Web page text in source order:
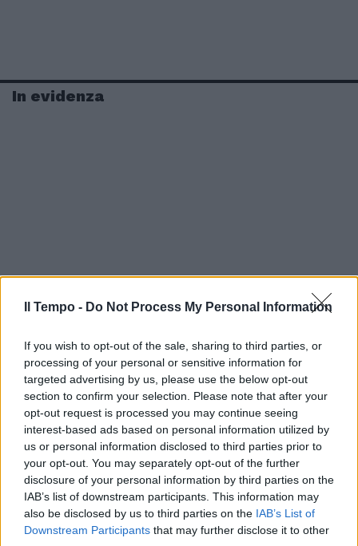
Il Tempo - Do Not Process My Personal Information
If you wish to opt-out of the sale, sharing to third parties, or
processing of your personal or sensitive information for
targeted advertising by us, please use the below opt-out
section to confirm your selection. Please note that after your
opt-out request is processed you may continue seeing
interest-based ads based on personal information utilized by
us or personal information disclosed to third parties prior to
your opt-out. You may separately opt-out of the further
disclosure of your personal information by third parties on the
IAB’s list of downstream participants. This information may
also be disclosed by us to third parties on the IAB’s List of
Downstream Participants that may further disclose it to other
In evidenza